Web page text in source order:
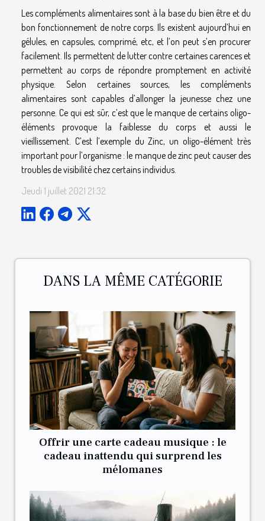
DANS LA MÊME CATÉGORIE
Offrir une carte cadeau musique : le
cadeau inattendu qui surprend les
mélomanes
Les compléments alimentaires sont à la base du bien être et du
bon fonctionnement de notre corps. Ils existent aujourd’hui en
gélules, en capsules, comprimé, etc, et l’on peut s’en procurer
facilement. Ils permettent de lutter contre certaines carences et
permettent au corps de répondre promptement en activité
physique. Selon certaines sources, les compléments
alimentaires sont capables d’allonger la jeunesse chez une
personne. Ce qui est sûr, c’est que le manque de certains oligo-
éléments provoque la faiblesse du corps et aussi le
vieillissement. C’est l’exemple du Zinc, un oligo-élément très
important pour l’organisme : le manque de zinc peut causer des
troubles de visibilité chez certains individus.
Jeudi 1 juillet 2021 21:32